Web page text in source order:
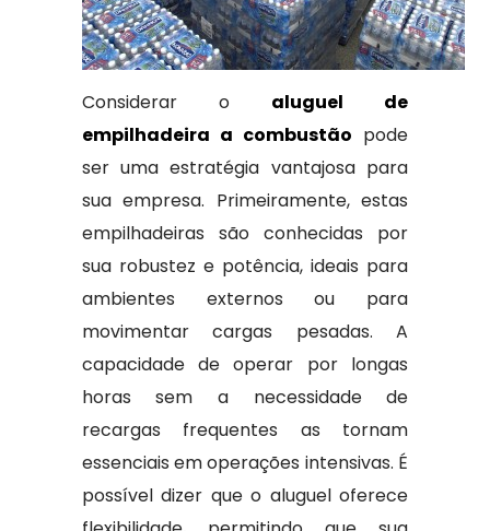
Considerar o aluguel de
empilhadeira a combustão pode
ser uma estratégia vantajosa para
sua empresa. Primeiramente, estas
empilhadeiras são conhecidas por
sua robustez e potência, ideais para
ambientes externos ou para
movimentar cargas pesadas. A
capacidade de operar por longas
horas sem a necessidade de
recargas frequentes as tornam
essenciais em operações intensivas. É
possível dizer que o aluguel oferece